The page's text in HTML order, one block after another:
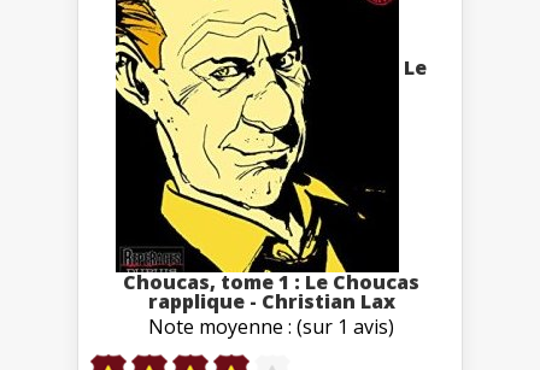
Le
Choucas, tome 1 : Le Choucas
rapplique - Christian Lax
Note moyenne : (sur 1 avis)